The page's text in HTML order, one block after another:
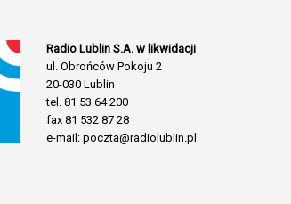
Radio Lublin S.A. w likwidacji
ul. Obrońców Pokoju 2
20-030 Lublin
tel. 81 53 64 200
fax 81 532 87 28
e-mail: poczta@radiolublin.pl